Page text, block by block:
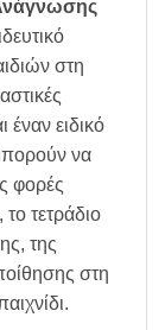
στη
ειδικό
να
φορές
, το τετράδιο
της
στη